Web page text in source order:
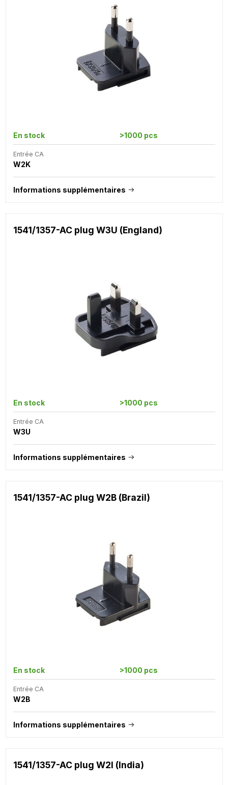
En stock >1000 pcs
Entrée CA
W2K
Informations supplémentaires
1541/1357-AC plug W3U (England)
En stock >1000 pcs
Entrée CA
W3U
Informations supplémentaires
1541/1357-AC plug W2B (Brazil)
En stock >1000 pcs
Entrée CA
W2B
Informations supplémentaires
1541/1357-AC plug W2I (India)